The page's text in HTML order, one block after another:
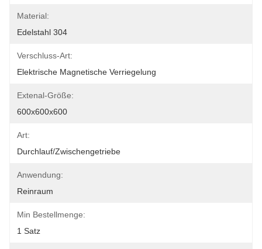
Material:
Edelstahl 304
Verschluss-Art:
Elektrische Magnetische Verriegelung
Extenal-Größe:
600x600x600
Art:
Durchlauf/Zwischengetriebe
Anwendung:
Reinraum
Min Bestellmenge:
1 Satz